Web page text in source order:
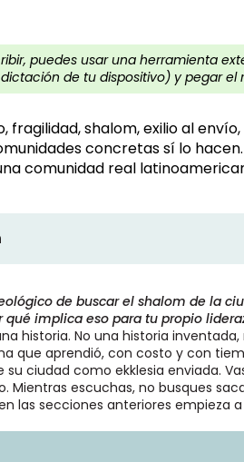
puedes usar una herramienta
de tu dispositivo) y pegar el
shalom, exilio al envío,
concretas sí lo hacen.
comunidad real
de buscar el shalom de la
implica eso para tu propio
historia. No una historia
que aprendió, con costo y con
ciudad como ekklesia enviada.
Mientras escuchas, no busques
las secciones anteriores empieza